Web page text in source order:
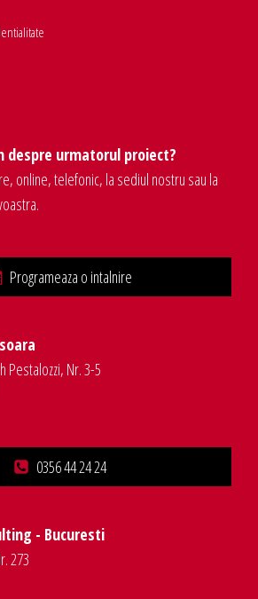
despre urmatorul proiect?
online, telefonic, la sediul nostru sau la
Programeaza o intalnire
Pestalozzi, Nr. 3-5
0356 44 24 24
- Bucuresti
273